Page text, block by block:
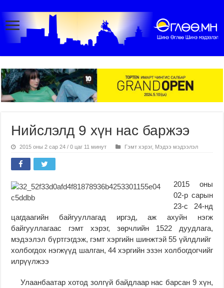
Нийслэлд 9 хүн нас баржээ
2015 оны 2 сар 24 / 0 цаг 11 минут Гэмт хэрэг, Мэдээ мэдээлэл
2015 оны
02-р сарын
23-с 24-нд
цагдаагийн байгууллагад иргэд, аж ахуйн нэгж
байгууллагаас гэмт хэрэг, зөрчлийн 1522 дуудлага,
мэдээлэл бүртгэгдэж, гэмт хэргийн шинжтэй 55 үйлдлийг
холбогдох нэгжүүд шалган, 44 хэргийн эзэн холбогдогчийг
илрүүлжээ
Улаанбаатар хотод золгүй байдлаар нас барсан 9 хүн,